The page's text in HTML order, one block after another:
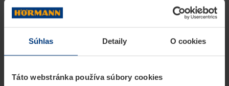
Súhlas Detaily O cookies
Táto webstránka používa súbory cookies